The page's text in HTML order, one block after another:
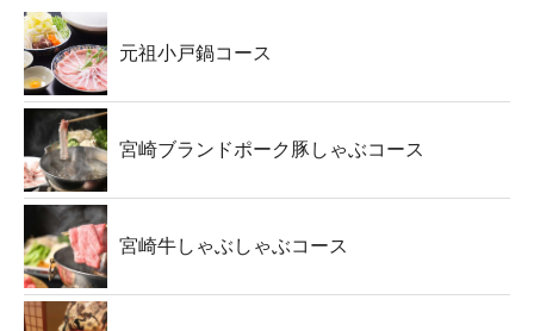
元祖小戸鍋コース
宮崎ブランドポーク豚しゃぶコース
宮崎牛しゃぶしゃぶコース